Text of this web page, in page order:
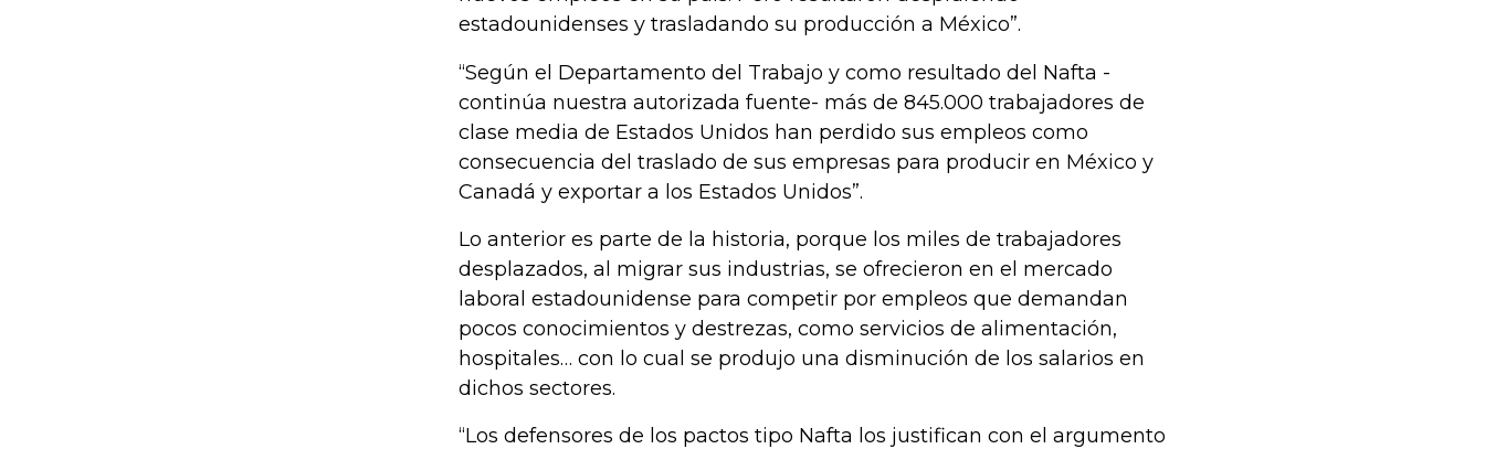
estadounidenses y trasladando su producción a México”.
“Según el Departamento del Trabajo y como resultado del Nafta -
continúa nuestra autorizada fuente- más de 845.000 trabajadores de
clase media de Estados Unidos han perdido sus empleos como
consecuencia del traslado de sus empresas para producir en México y
Canadá y exportar a los Estados Unidos”.
Lo anterior es parte de la historia, porque los miles de trabajadores
desplazados, al migrar sus industrias, se ofrecieron en el mercado
laboral estadounidense para competir por empleos que demandan
pocos conocimientos y destrezas, como servicios de alimentación,
hospitales… con lo cual se produjo una disminución de los salarios en
dichos sectores.
“Los defensores de los pactos tipo Nafta los justifican con el argumento